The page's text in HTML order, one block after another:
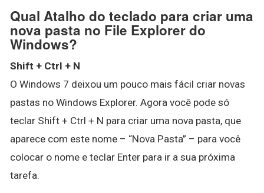
Qual Atalho do teclado para criar uma
nova pasta no File Explorer do
Windows?
Shift + Ctrl + N
O Windows 7 deixou um pouco mais fácil criar novas
pastas no Windows Explorer. Agora você pode só
teclar Shift + Ctrl + N para criar uma nova pasta, que
aparece com este nome – “Nova Pasta” – para você
colocar o nome e teclar Enter para ir a sua próxima
tarefa.